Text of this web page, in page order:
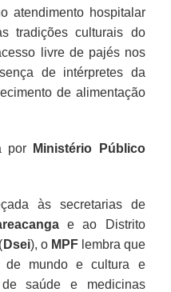
atendimento hospitalar
tradições culturais do
livre de pajés nos
de intérpretes da
de alimentação
por
Ministério Público
às secretarias de
e ao Distrito
Dsei), o MPFlembra que
de mundo e cultura e
saúde e medicinas